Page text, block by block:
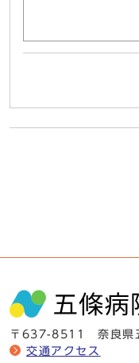
〒637-8511 奈良県
交通アクセス